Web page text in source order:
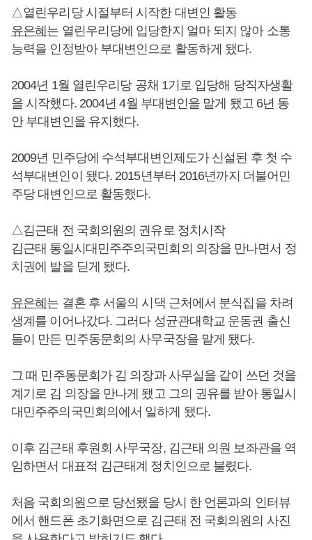
△열린우리당 시절부터 시작한 대변인 활동
유은혜는 열린우리당에 입당한지 얼마 되지 않아 소통
능력을 인정받아 부대변인으로 활동하게 됐다.
2004년 1월 열린우리당 공채 1기로 입당해 당직자생활
을 시작했다. 2004년 4월 부대변인을 맡게 됐고 6년 동
안 부대변인을 유지했다.
2009년 민주당에 수석부대변인제도가 신설된 후 첫 수
석부대변인이 됐다. 2015년부터 2016년까지 더불어민
주당 대변인으로 활동했다.
△김근태 전 국회의원의 권유로 정치시작
김근태 통일시대민주주의국민회의 의장을 만나면서 정
치권에 발을 딛게 됐다.
유은혜는 결혼 후 서울의 시댁 근처에서 분식집을 차려
생계를 이어나갔다. 그러다 성균관대학교 운동권 출신
들이 만든 민주동문회의 사무국장을 맡게 됐다.
그 때 민주동문회가 김 의장과 사무실을 같이 쓰던 것을
계기로 김 의장을 만나게 됐고 그의 권유를 받아 통일시
대민주주의국민회의에서 일하게 됐다.
이후 김근태 후원회 사무국장, 김근태 의원 보좌관을 역
임하면서 대표적 김근태계 정치인으로 불렸다.
처음 국회의원으로 당선됐을 당시 한 언론과의 인터뷰
에서 핸드폰 초기화면으로 김근태 전 국회의원의 사진